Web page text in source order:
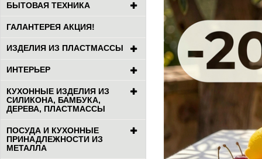
БЫТОВАЯ ТЕХНИКА
ГАЛАНТЕРЕЯ АКЦИЯ!
ИЗДЕЛИЯ ИЗ ПЛАСТМАССЫ
ИНТЕРЬЕР
КУХОННЫЕ ИЗДЕЛИЯ ИЗ
СИЛИКОНА, БАМБУКА,
ДЕРЕВА, ПЛАСТМАССЫ
ПОСУДА И КУХОННЫЕ
ПРИНАДЛЕЖНОСТИ ИЗ
МЕТАЛЛА